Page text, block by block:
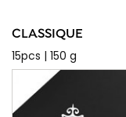
CLASSIQUE
15pcs | 150 g